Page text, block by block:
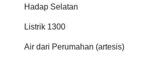
Hadap Selatan
Listrik 1300
Air dari Perumahan (artesis)